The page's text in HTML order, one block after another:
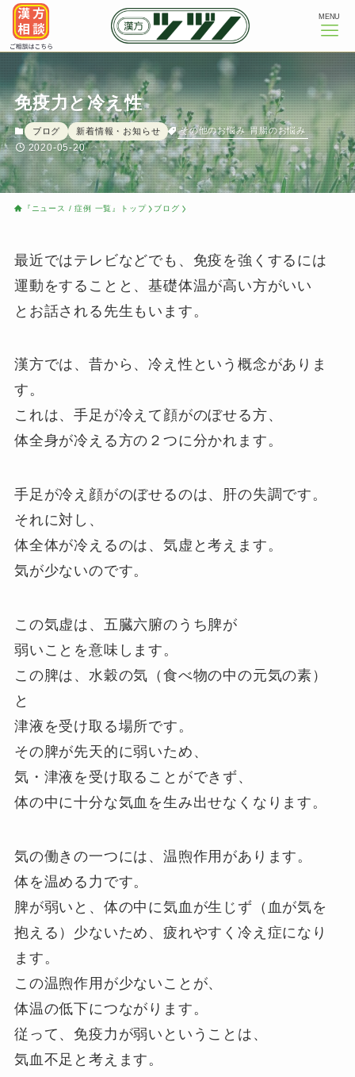
MENU
免疫力と冷え性
ブログ 新着情報・お知らせ その他のお悩み 胃腸のお悩み
2020-05-20
『ニュース / 症例 一覧』トップ ブログ
最近ではテレビなどでも、免疫を強くするには
運動をすることと、基礎体温が高い方がいい
とお話される先生もいます。
漢方では、昔から、冷え性という概念がありま
す。
これは、手足が冷えて顔がのぼせる方、
体全身が冷える方の２つに分かれます。
手足が冷え顔がのぼせるのは、肝の失調です。
それに対し、
体全体が冷えるのは、気虚と考えます。
気が少ないのです。
この気虚は、五臓六腑のうち脾が
弱いことを意味します。
この脾は、水穀の気（食べ物の中の元気の素）
と
津液を受け取る場所です。
その脾が先天的に弱いため、
気・津液を受け取ることができず、
体の中に十分な気血を生み出せなくなります。
気の働きの一つには、温煦作用があります。
体を温める力です。
脾が弱いと、体の中に気血が生じず（血が気を
抱える）少ないため、疲れやすく冷え症になり
ます。
この温煦作用が少ないことが、
体温の低下につながります。
従って、免疫力が弱いということは、
気血不足と考えます。